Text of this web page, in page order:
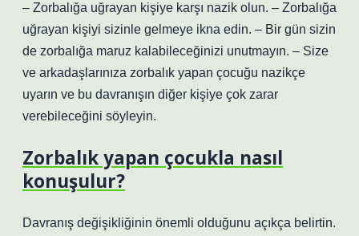
– Zorbalığa uğrayan kişiye karşı nazik olun. – Zorbalığa
uğrayan kişiyi sizinle gelmeye ikna edin. – Bir gün sizin
de zorbalığa maruz kalabileceğinizi unutmayın. – Size
ve arkadaşlarınıza zorbalık yapan çocuğu nazikçe
uyarın ve bu davranışın diğer kişiye çok zarar
verebileceğini söyleyin.
Zorbalık yapan çocukla nasıl
konuşulur?
Davranış değişikliğinin önemli olduğunu açıkça belirtin.